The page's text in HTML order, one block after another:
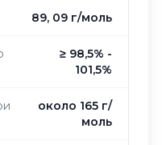
89, 09 г/моль
≥ 98,5% -
101,5%
около 165 г/
моль